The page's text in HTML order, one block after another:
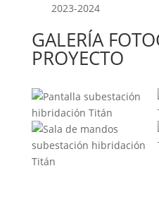
2023-2024
GALERÍA
PROYECTO